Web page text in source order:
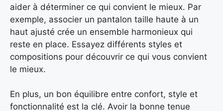
aider à déterminer ce qui convient le mieux. Par
exemple, associer un pantalon taille haute à un
haut ajusté crée un ensemble harmonieux qui
reste en place. Essayez différents styles et
compositions pour découvrir ce qui vous convient
le mieux.
En plus, un bon équilibre entre confort, style et
fonctionnalité est la clé. Avoir la bonne tenue